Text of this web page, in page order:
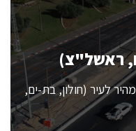
ראשל"צ)
לעיר (חולון, בת-ים,